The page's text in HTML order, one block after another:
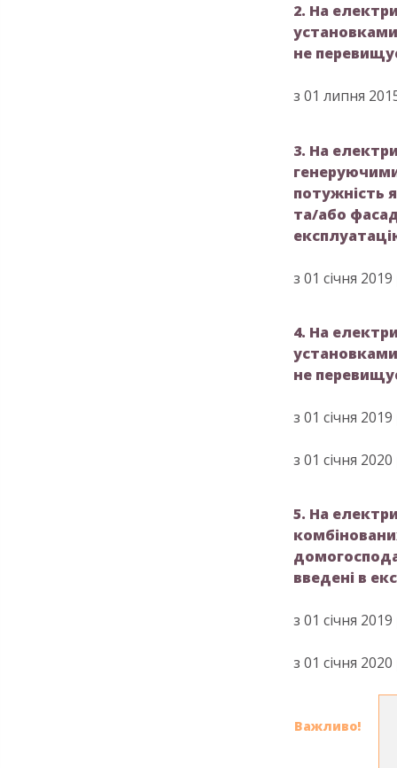
2. На
не
з 01 липня
3. На
потужність
та/або
з 01 січня
4. На
не
з 01 січня
з 01 січня
5. На
введені в
з 01 січня
з 01 січня